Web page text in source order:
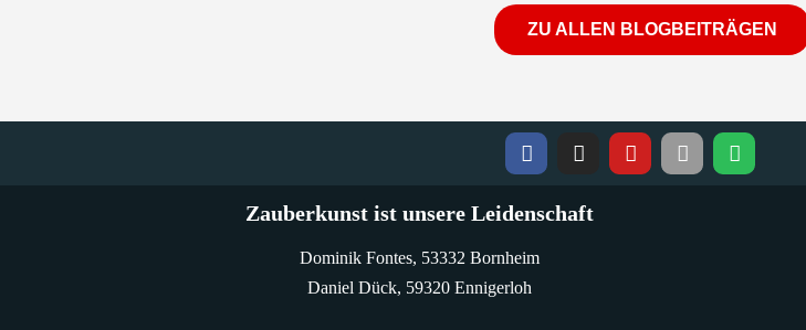
ZU ALLEN BLOGBEITRÄGEN
Zauberkunst ist unsere Leidenschaft
Dominik Fontes, 53332 Bornheim
Daniel Dück, 59320 Ennigerloh